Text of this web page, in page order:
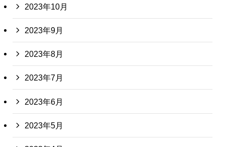
2023年10月
2023年9月
2023年8月
2023年7月
2023年6月
2023年5月